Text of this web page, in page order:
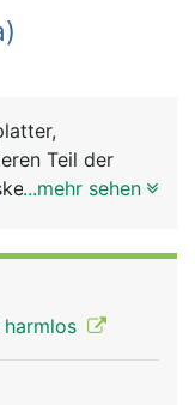
Teil der
mit der
Schlüsselbein
sind die Arme
dient es als
...mehr sehen